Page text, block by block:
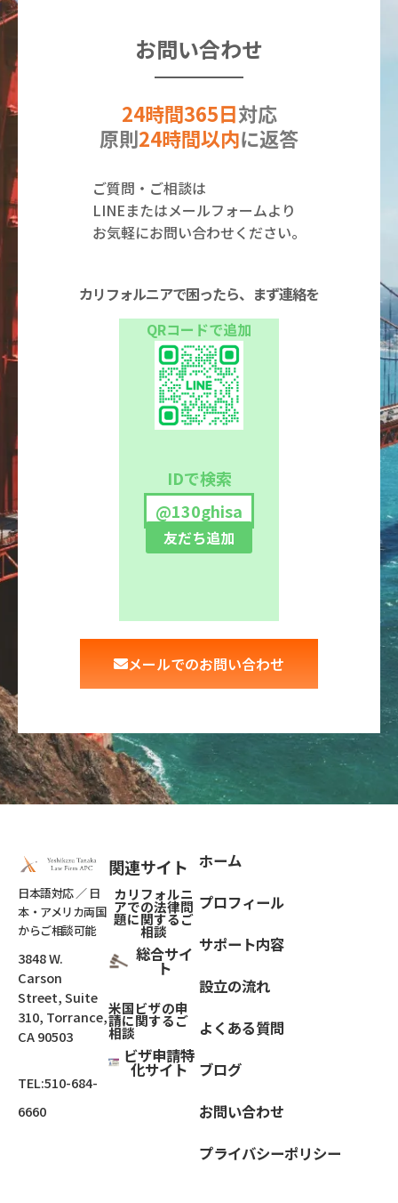
お問い合わせ
24時間365日対応
原則24時間以内に返答
ご質問・ご相談は
LINEまたはメールフォームより
お気軽にお問い合わせください。
カリフォルニアで困ったら、まず連絡を
QRコードで追加
IDで検索
@130ghisa
友だち追加
メールでのお問い合わせ
日本語対応 ／ 日
本・アメリカ両国
からご相談可能
3848 W.
Carson
Street, Suite
310, Torrance,
CA 90503
TEL:510-684-
6660
関連サイト
カリフォルニ
アでの法律問
題に関するご
相談
総合サイ
ト
米国ビザの申
請に関するご
相談
ビザ申請特
化サイト
ホーム
プロフィール
サポート内容
設立の流れ
よくある質問
ブログ
お問い合わせ
プライバシーポリシー